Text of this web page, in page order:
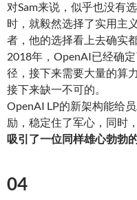
对Sam来说，似乎也没有
时，就毅然选择了实用主
者，他的选择看上去确实
2018年，OpenAI已经确
径，接下来需要大量的算
接下来缺一不可的。
OpenAI LP的新架构能给
励，稳定住了军心，同时，
吸引了一位同样雄心勃勃
04